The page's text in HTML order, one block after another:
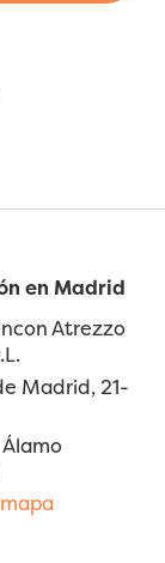
en Madrid
Atrezzo
Madrid, 21-